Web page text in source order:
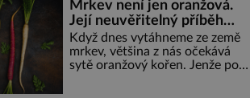
ptáčka, který většinu dne jen
posedává. Hodně času tráví na
zemi, kde sbírá zbytky semínek
Jeho domovinou je prakticky
celá Austrálie s výjimkou
pobřežní oblasti.
Mrkev není jen oranžová.
Její neuvěřitelný příběh
začíná fialovou barvou
Když dnes vytáhneme ze země
mrkev, většina z nás očekává
sytě oranžový kořen. Jenže po